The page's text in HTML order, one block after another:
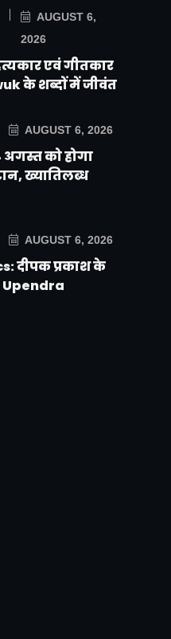
AUGUST 6,
2026
एवं गीतकार
के शब्दों में जीवंत
AUGUST 6, 2026
को होगा
ख्यातिलब्ध
AUGUST 6, 2026
दीपक प्रकाश के
Upendra